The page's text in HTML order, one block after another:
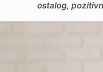
ostalog,